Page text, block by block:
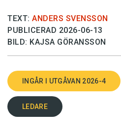
TEXT: ANDERS SVENSSON
PUBLICERAD 2026-06-13
BILD: KAJSA GÖRANSSON
INGÅR I UTGÅVAN 2026-4
LEDARE